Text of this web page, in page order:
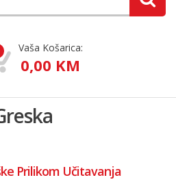
Vaša Košarica:
0,00 KM
Prilikom Učitavanja